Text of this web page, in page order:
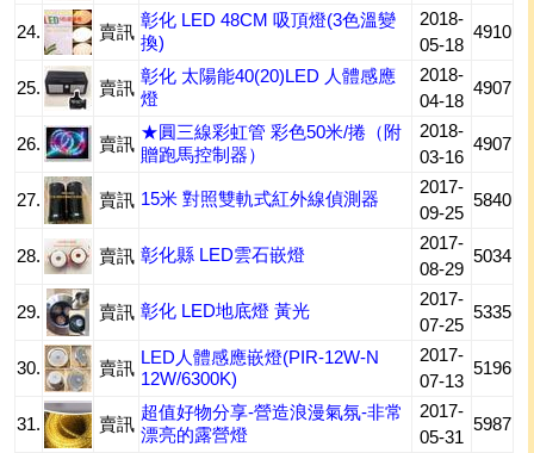
24. 賣訊
彰化 LED 48CM 吸頂燈(3色溫變
換)
2018-
05-18
4910
25. 賣訊
彰化 太陽能40(20)LED 人體感應
燈
2018-
04-18
4907
26. 賣訊
★圓三線彩虹管 彩色50米/捲（附
贈跑馬控制器）
2018-
03-16
4907
27. 賣訊 15米 對照雙軌式紅外線偵測器
2017-
09-25
5840
28. 賣訊 彰化縣 LED雲石嵌燈
2017-
08-29
5034
29. 賣訊 彰化 LED地底燈 黃光
2017-
07-25
5335
30. 賣訊
LED人體感應嵌燈(PIR-12W-N
12W/6300K)
2017-
07-13
5196
31. 賣訊
超值好物分享-營造浪漫氣氛-非常
漂亮的露營燈
2017-
05-31
5987